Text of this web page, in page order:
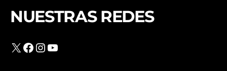
NUESTRAS REDES
X Facebook
Instagram
YouTube